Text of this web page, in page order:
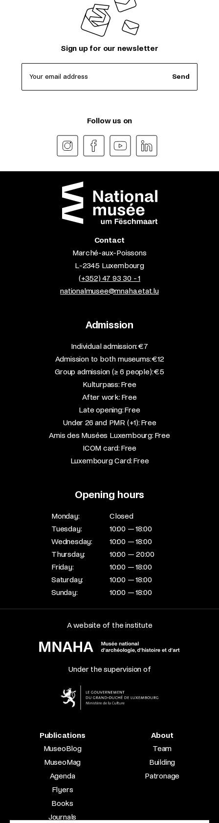
Sign up for our newsletter
Your email address Send
Follow us on
Contact
Marché-aux-Poissons
L-2345 Luxembourg
(+352) 47 93 30 - 1
nationalmusee@mnaha.etat.lu
Admission
​Individual admission: €7​
Admission to both museums: €12​
Group admission (≥ 6 people): €5​
Kulturpass: Free​
After work: Free​
Late opening: Free​
Under 26 and PMR (+1): Free​
Amis des Musées Luxembourg: Free​
ICOM card: Free​
Luxembourg Card: Free
Opening hours
Monday:
Closed
Tuesday:
10:00 — 18:00
Wednesday:
10:00 — 18:00
Thursday:
10:00 — 20:00
Friday:
10:00 — 18:00
Saturday:
10:00 — 18:00
Sunday:
10:00 — 18:00
A website of the institute
Under the supervision of
Publications
MuseoBlog
MuseoMag
Agenda
Flyers
Books
Journals
About
Team
Building
Patronage